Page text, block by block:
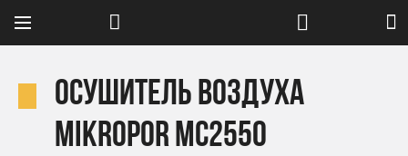
Осушитель воздуха
Mikropor MC2550